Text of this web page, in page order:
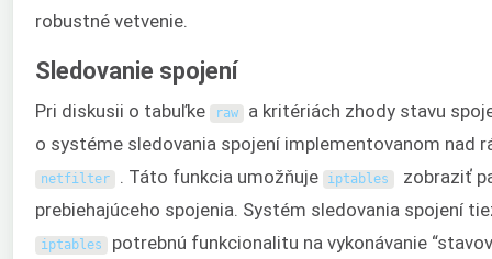
robustné vetvenie.
Sledovanie spojení
Pri diskusii o tabuľke raw a kritériách zhody stavu
o systéme sledovania spojení implementovanom nad
netfilter . Táto funkcia umožňuje iptables
zobraziť
prebiehajúceho spojenia. Systém sledovania spojení
iptables potrebnú funkcionalitu na vykonávanie